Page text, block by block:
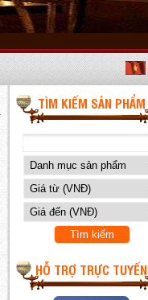
TÌM KIẾM SẢN PHẨM
HỖ TRỢ TRỰC TUYẾN